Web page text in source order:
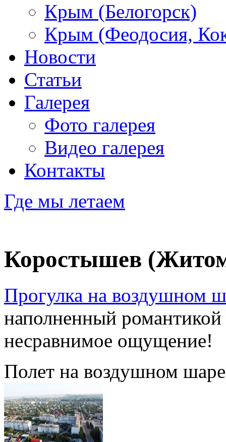
Крым (Белогорск)
Крым (Феодосия,
Новости
Статьи
Галерея
Фото галерея
Видео галерея
Контакты
Где мы летаем
Коростышев
Прогулка на воздушном
наполненный
несравнимое ощущение!
Полет на воздушном